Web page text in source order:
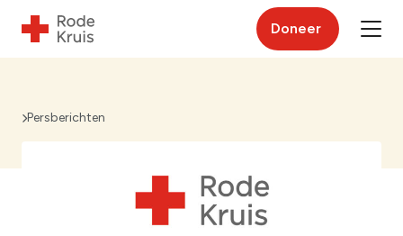
Doneer
Persberichten